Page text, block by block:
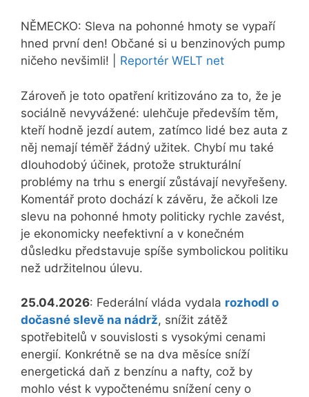
NĚMECKO: Sleva na pohonné hmoty se vypaří
hned první den! Občané si u benzinových pump
ničeho nevšimli! | Reportér WELT net
Zároveň je toto opatření kritizováno za to, že je
sociálně nevyvážené: ulehčuje především těm,
kteří hodně jezdí autem, zatímco lidé bez auta z
něj nemají téměř žádný užitek. Chybí mu také
dlouhodobý účinek, protože strukturální
problémy na trhu s energií zůstávají nevyřešeny.
Komentář proto dochází k závěru, že ačkoli lze
slevu na pohonné hmoty politicky rychle zavést,
je ekonomicky neefektivní a v konečném
důsledku představuje spíše symbolickou politiku
než udržitelnou úlevu.
25.04.2026: Federální vláda vydala rozhodl o
dočasné slevě na nádrž, snížit zátěž
spotřebitelů v souvislosti s vysokými cenami
energií. Konkrétně se na dva měsíce sníží
energetická daň z benzínu a nafty, což by
mohlo vést k vypočtenému snížení ceny o